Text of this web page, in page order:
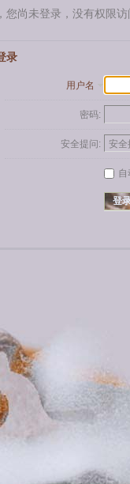
您尚未登录，没有权限
录
用户名
密码:
安全提问:
自
登